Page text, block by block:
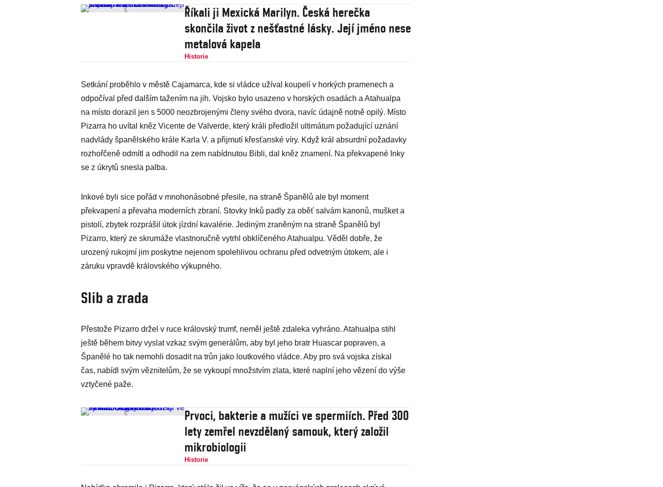
Říkali ji Mexická Marilyn. Česká herečka
skončila život z nešťastné lásky. Její jméno nese
metalová kapela
Historie
Setkání proběhlo v městě Cajamarca, kde si vládce užíval koupelí v horkých pramenech a
odpočíval před dalším tažením na jih. Vojsko bylo usazeno v horských osadách a Atahualpa
na místo dorazil jen s 5000 neozbrojenými členy svého dvora, navíc údajně notně opilý. Místo
Pizarra ho uvítal kněz Vicente de Valverde, který králi předložil ultimátum požadující uznání
nadvlády španělského krále Karla V. a přijmutí křesťanské víry. Když král absurdní požadavky
rozhořčeně odmítl a odhodil na zem nabídnutou Bibli, dal kněz znamení. Na překvapené Inky
se z úkrytů snesla palba.
Inkové byli sice pořád v mnohonásobné přesile, na straně Španělů ale byl moment
překvapení a převaha moderních zbraní. Stovky Inků padly za oběť salvám kanonů, mušket a
pistolí, zbytek rozprášil útok jízdní kavalérie. Jediným zraněným na straně Španělů byl
Pizarro, který ze skrumáže vlastnoručně vytrhl obklíčeného Atahualpu. Věděl dobře, že
urozený rukojmí jim poskytne nejenom spolehlivou ochranu před odvetným útokem, ale i
záruku vpravdě královského výkupného.
Slib a zrada
Přestože Pizarro držel v ruce královský trumf, neměl ještě zdaleka vyhráno. Atahualpa stihl
ještě během bitvy vyslat vzkaz svým generálům, aby byl jeho bratr Huascar popraven, a
Španělé ho tak nemohli dosadit na trůn jako loutkového vládce. Aby pro svá vojska získal
čas, nabídl svým věznitelům, že se vykoupí množstvím zlata, které naplní jeho vězení do výše
vztyčené paže.
Prvoci, bakterie a mužíci ve spermiích. Před 300
lety zemřel nevzdělaný samouk, který založil
mikrobiologii
Historie